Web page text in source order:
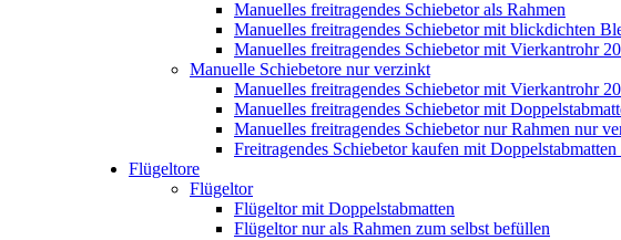
Manuelles freitragendes Schiebetor als Rahmen
Manuelles freitragendes Schiebetor mit blickdichten
Manuelles freitragendes Schiebetor mit Vierkantrohr
Manuelle Schiebetore nur verzinkt
Manuelles freitragendes Schiebetor mit Vierkantrohr
Manuelles freitragendes Schiebetor mit
Manuelles freitragendes Schiebetor nur Rahmen nur
Freitragendes Schiebetor kaufen mit
Flügeltore
Flügeltor
Flügeltor mit Doppelstabmatten
Flügeltor nur als Rahmen zum selbst befüllen